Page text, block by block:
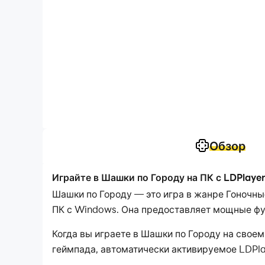
Обзор
Играйте в Шашки по Городу на ПК с LDPlayer
Шашки по Городу — это игра в жанре
ПК с Windows. Она предоставляет мощные
Когда вы играете в Шашки по Городу на
геймпада, автоматически активируемое